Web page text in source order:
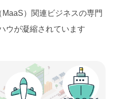
）関連ビジネスの専門
ウが凝縮されています